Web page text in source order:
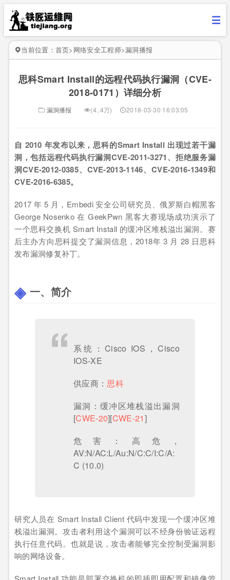
当前位置： 首页> 网络安全工程师>漏洞播报
思科Smart Install的远程代码执行漏洞（CVE-
2018-0171）详细分析
漏洞播报 (4..4万) 2018-03-30 16:03:05
自 2010 年发布以来，思科的Smart Install 出现过若干漏
洞，包括远程代码执行漏洞CVE-2011-3271、拒绝服务漏
洞CVE-2012-0385、CVE-2013-1146、CVE-2016-1349和
CVE-2016-6385。
2017 年 5 月，Embedi 安全公司研究员、俄罗斯白帽黑客
George Nosenko 在 GeekPwn 黑客大赛现场成功演示了
一个思科交换机 Smart Install 的缓冲区堆栈溢出漏洞。赛
后主办方向思科提交了漏洞信息，2018年 3 月 28 日思科
发布漏洞修复补丁。
一、简介
系统：Cisco IOS，Cisco
IOS-XE
供应商：思科
漏洞：缓冲区堆栈溢出漏洞
[CWE-20][CWE-21]
危害：高危，
AV:N/AC:L/Au:N/C:C/I:C/A:
C (10.0)
研究人员在 Smart Install Client 代码中发现一个缓冲区堆
栈溢出漏洞。攻击者利用这个漏洞可以不经身份验证远程
执行任意代码。也就是说，攻击者能够完全控制受漏洞影
响的网络设备。